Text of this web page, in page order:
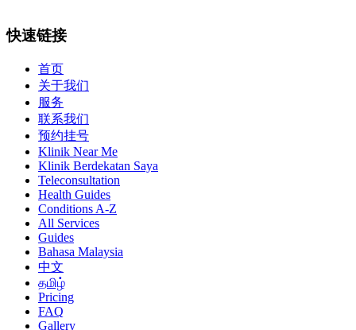
快速链接
首页
关于我们
服务
联系我们
预约挂号
Klinik Near Me
Klinik Berdekatan Saya
Teleconsultation
Health Guides
Conditions A-Z
All Services
Guides
Bahasa Malaysia
中文
தமிழ்
Pricing
FAQ
Gallery